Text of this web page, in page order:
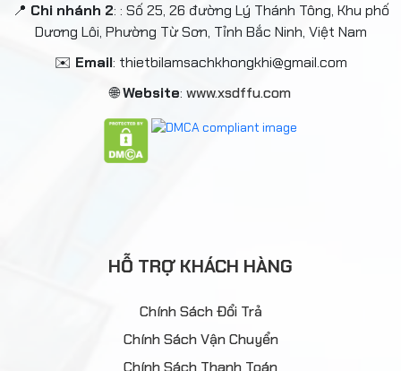
📍 Chi nhánh 2: : Số 25, 26 đường Lý Thánh Tông, Khu phố
Dương Lôi, Phường Từ Sơn, Tỉnh Bắc Ninh, Việt Nam
✉️ Email: thietbilamsachkhongkhi@gmail.com
🌐Website: www.xsdffu.com
HỖ TRỢ KHÁCH HÀNG
Chính Sách Đổi Trả
Chính Sách Vận Chuyển
Chính Sách Thanh Toán